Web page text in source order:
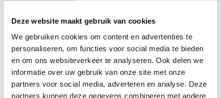
Deze website maakt gebruik van cookies
We gebruiken cookies om content en advertenties te
personaliseren, om functies voor social media te bieden
en om ons websiteverkeer te analyseren. Ook delen we
informatie over uw gebruik van onze site met onze
partners voor social media, adverteren en analyse. Deze
partners kunnen deze gegevens combineren met andere
Bussen te huur uit ons modern,